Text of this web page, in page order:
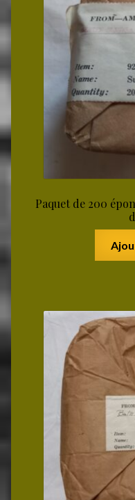
Paquet de 200